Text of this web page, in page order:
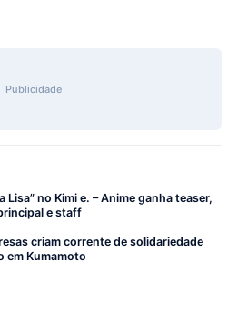
Publicidade
Lisa” no Kimi e. – Anime ganha teaser,
e staff
criam corrente de solidariedade
em Kumamoto